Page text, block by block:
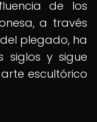
de los
a través
plegado, ha
y sigue
escultórico